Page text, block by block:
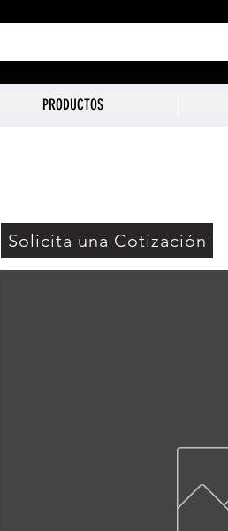
PRODUCTOS
Solicita una Cotización